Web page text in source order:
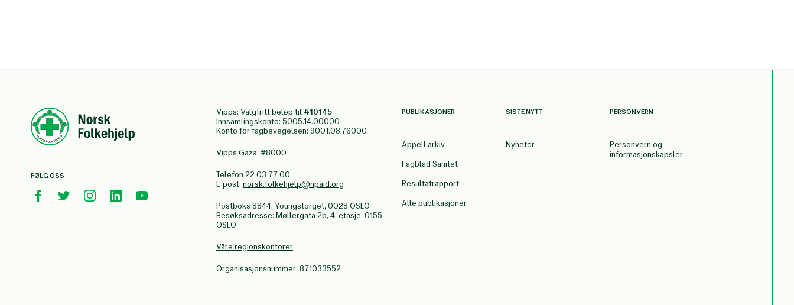
FØLG OSS
Vipps: Valgfritt beløp til #10145
Innsamlingskonto: 5005.14.00000
Konto for fagbevegelsen: 9001.08.76000
Vipps Gaza: #8000
Telefon 22 03 77 00
E-post: norsk.folkehjelp@npaid.org
Postboks 8844, Youngstorget, 0028 OSLO
Besøksadresse: Møllergata 2b, 4. etasje, 0155
OSLO
Våre regionskontorer
Organisasjonsnummer: 871033552
PUBLIKASJONER
Appell arkiv
Fagblad Sanitet
Resultatrapport
Alle publikasjoner
SISTE NYTT
Nyheter
PERSONVERN
Personvern og
informasjonskapsler